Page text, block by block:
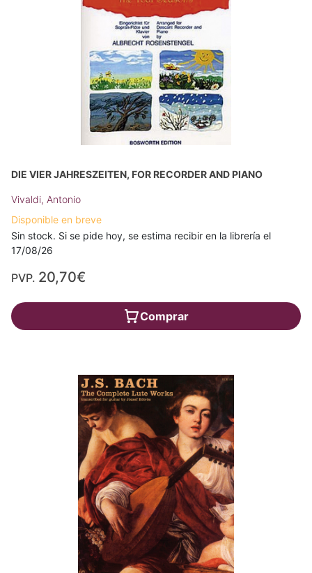
DIE VIER JAHRESZEITEN, FOR RECORDER AND PIANO
Vivaldi, Antonio
Disponible en breve
Sin stock. Si se pide hoy, se estima recibir en la librería el
17/08/26
PVP. 20,70€
Comprar